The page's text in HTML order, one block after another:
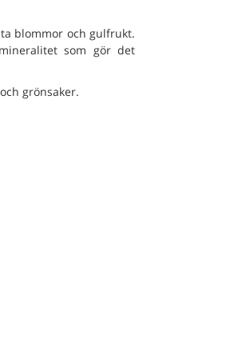
blommor och gulfrukt.
som gör det
grönsaker.